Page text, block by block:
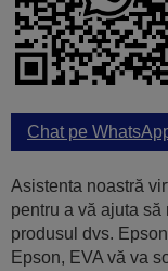
Chat pe
Asistenta noastră
pentru a vă ajuta
produsul dvs.
Epson, EVA vă va